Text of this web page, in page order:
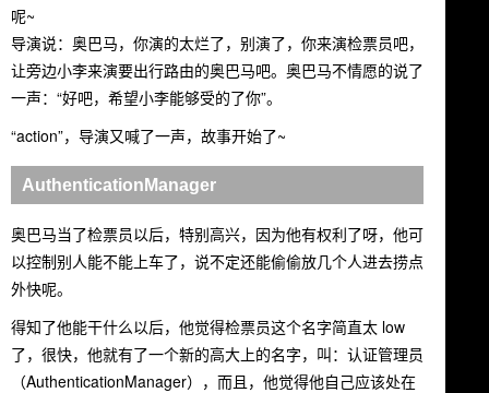
呢~
导演说：奥巴马，你演的太烂了，别演了，你来演检票员吧，
让旁边小李来演要出行路由的奥巴马吧。奥巴马不情愿的说了
一声：“好吧，希望小李能够受的了你”。
“action”，导演又喊了一声，故事开始了~
AuthenticationManager
奥巴马当了检票员以后，特别高兴，因为他有权利了呀，他可
以控制别人能不能上车了，说不定还能偷偷放几个人进去捞点
外快呢。
得知了他能干什么以后，他觉得检票员这个名字简直太 low
了，很快，他就有了一个新的高大上的名字，叫：认证管理员
（AuthenticationManager），而且，他觉得他自己应该处在